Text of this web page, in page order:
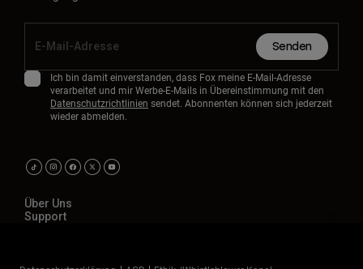
Senden
Ich bin damit einverstanden, dass Fox meine E-Mail-Adresse
verarbeitet und mir Werbe-E-Mails in Übereinstimmung mit den
Datenschutzrichtlinien sendet. Abonnenten können sich jederzeit
wieder abmelden.
Über Uns
Support